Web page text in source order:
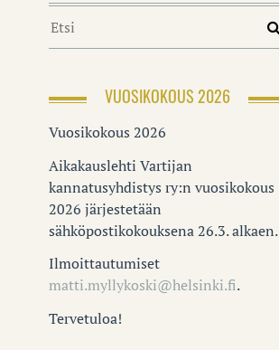
VUOSIKOKOUS 2026
Vuosikokous 2026
Aikakauslehti Vartijan
kannatusyhdistys ry:n vuosikokous
2026 järjestetään
sähköpostikokouksena 26.3. alkaen.
Ilmoittautumiset
matti.myllykoski@helsinki.fi.
Tervetuloa!